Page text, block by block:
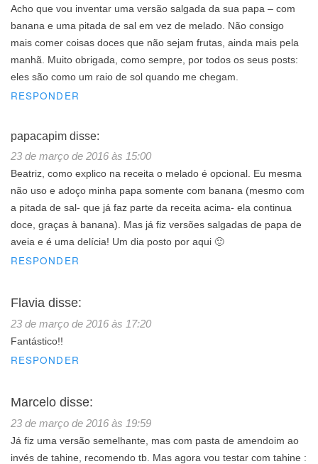
Acho que vou inventar uma versão salgada da sua papa – com
banana e uma pitada de sal em vez de melado. Não consigo
mais comer coisas doces que não sejam frutas, ainda mais pela
manhã. Muito obrigada, como sempre, por todos os seus posts:
eles são como um raio de sol quando me chegam.
RESPONDER
papacapim disse:
23 de março de 2016 às 15:00
Beatriz, como explico na receita o melado é opcional. Eu mesma
não uso e adoço minha papa somente com banana (mesmo com
a pitada de sal- que já faz parte da receita acima- ela continua
doce, graças à banana). Mas já fiz versões salgadas de papa de
aveia e é uma delícia! Um dia posto por aqui 🙂
RESPONDER
Flavia disse:
23 de março de 2016 às 17:20
Fantástico!!
RESPONDER
Marcelo disse:
23 de março de 2016 às 19:59
Já fiz uma versão semelhante, mas com pasta de amendoim ao
invés de tahine, recomendo tb. Mas agora vou testar com tahine :